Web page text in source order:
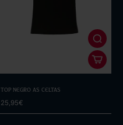
Top Negro As Celtas
25,95€